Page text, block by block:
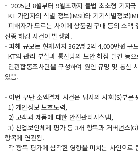
- 2025년 8월부터 9월초까지 불법 초소형 기지
KT 가입자의 식별 정보(IMSI)와 기기식별정보
피해자가 모르는 사이에 상품권 구매 등의 소액
신종 해킹 사건이 발생함.
- 피해 규모는 현재까지 362명 2억 4,000만원 규
KT의 관리 부실과 통신망의 보안 허점 발견 등
민관합동조사단을 구성하여 원인 규명 및 통신
있음.
- 이번 무단 소액결제 사건은 당사의 사회(S)부문
1) 개인정보 보호노력,
2) 고객과 제품에 대한 안전관리시스템,
3) 산업보안체제 평가 등 3개 항목과 거버넌스
항목에 연관됨.
각 항목 평가에 심각한 영향을 미치는 사안으로